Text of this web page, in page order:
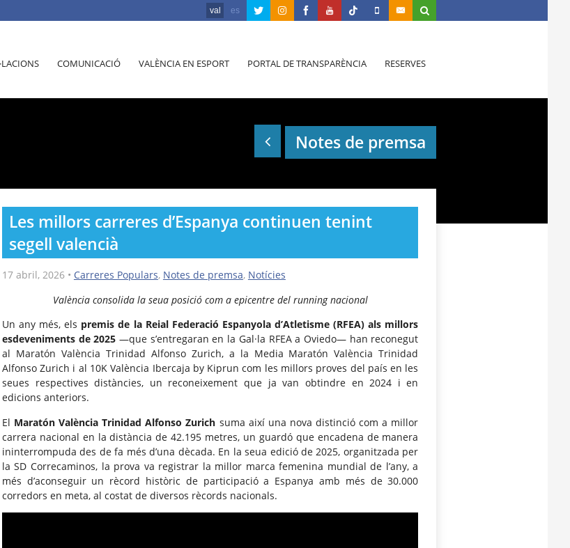
val es
COMUNICACIÓ VALÈNCIA EN ESPORT PORTAL DE TRANSPARÈNCIA RESERVES
Notes de premsa
Les millors carreres d’Espanya continuen tenint
segell valencià
17 abril, 2026• Carreres Populars, Notes de premsa, Notícies
València consolida la seua posició com a epicentre del running nacional
Un any més, els premis de la Reial Federació Espanyola d’Atletisme (RFEA) als millors
esdeveniments de 2025 —que s’entregaran en la Gal·la RFEA a Oviedo— han reconegut
al Maratón València Trinidad Alfonso Zurich, a la Media Maratón València Trinidad
Alfonso Zurich i al 10K València Ibercaja by Kiprun com les millors proves del país en les
seues respectives distàncies, un reconeixement que ja van obtindre en 2024 i en
edicions anteriors.
El Maratón València Trinidad Alfonso Zurich suma així una nova distinció com a millor
carrera nacional en la distància de 42.195 metres, un guardó que encadena de manera
ininterrompuda des de fa més d’una dècada. En la seua edició de 2025, organitzada per
la SD Correcaminos, la prova va registrar la millor marca femenina mundial de l’any, a
més d’aconseguir un rècord històric de participació a Espanya amb més de 30.000
corredors en meta, al costat de diversos rècords nacionals.